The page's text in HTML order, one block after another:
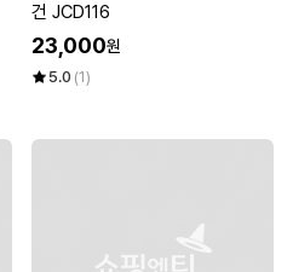
건 JCD116
23,000원
5.0 (1)